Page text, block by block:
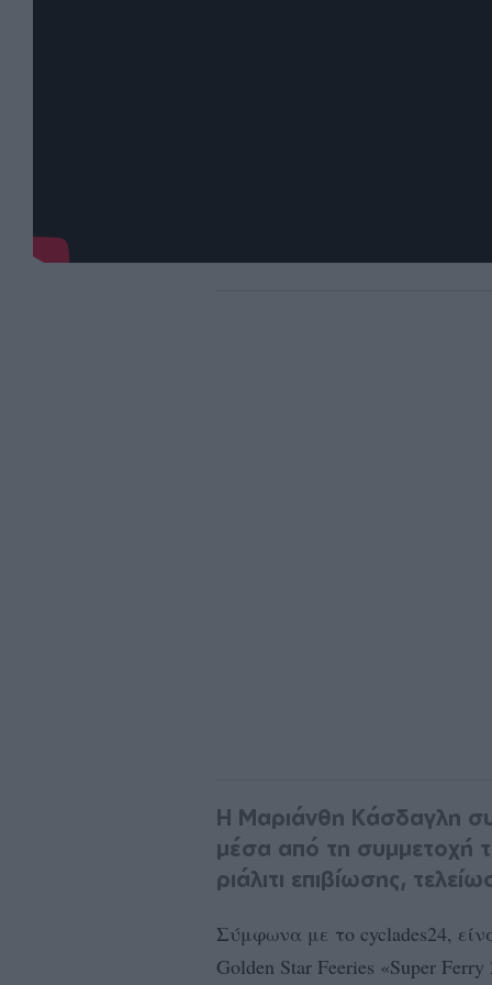
Η Μαριάνθη Κάσδαγλη
μέσα από τη συμμετοχή
ριάλιτι επιβίωσης,
Σύμφωνα με το cyclades24,
Golden Star Feeries «Super